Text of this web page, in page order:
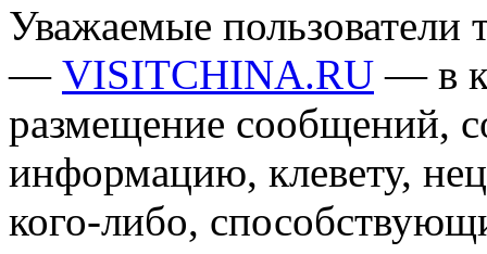
Уважаемые пользователи
— VISITCHINA.RU — в
размещение сообщений,
информацию, клевету,
кого-либо,